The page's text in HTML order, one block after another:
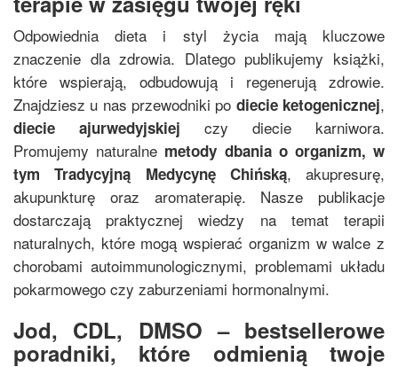
Odpowiednia dieta i styl życia mają kluczowe
znaczenie dla zdrowia. Dlatego publikujemy książki,
które wspierają, odbudowują i regenerują zdrowie.
Znajdziesz u nas przewodniki po diecie ketogenicznej,
diecie ajurwedyjskiej czy diecie karniwora.
Promujemy naturalne metody dbania o organizm, w
tymTradycyjną Medycynę Chińską, akupresurę,
akupunkturę oraz aromaterapię. Nasze publikacje
dostarczają praktycznej wiedzy na temat terapii
naturalnych, które mogą wspierać organizm w walce z
chorobami autoimmunologicznymi, problemami układu
pokarmowego czy zaburzeniami hormonalnymi.
Jod, CDL, DMSO – bestsellerowe
poradniki, które odmienią twoje